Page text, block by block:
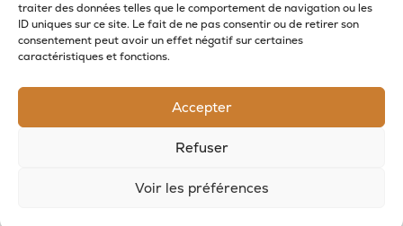
traiter des données telles que le comportement de navigation ou les
ID uniques sur ce site. Le fait de ne pas consentir ou de retirer son
consentement peut avoir un effet négatif sur certaines
caractéristiques et fonctions.
Accepter
Refuser
Voir les préférences
Inscrivez-vous à notre newsletter pour
recevoir des offres et suivre nos actus